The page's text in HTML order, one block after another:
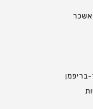
אשכר
בריפמן